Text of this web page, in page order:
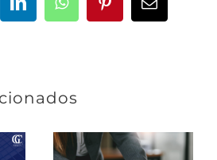
LinkedInWhatsAppPinterestCorreo